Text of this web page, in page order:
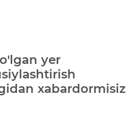
yer
xabardormisiz